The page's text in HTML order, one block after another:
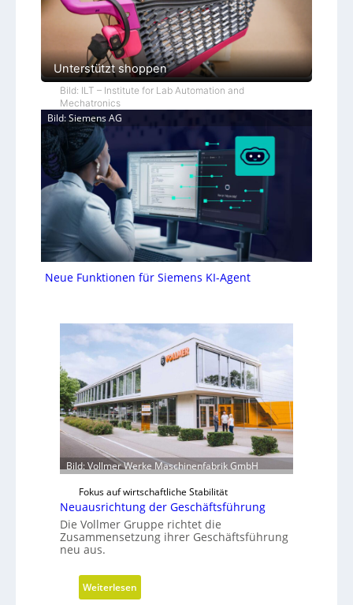
Unterstützt shoppen
Bild: ILT – Institute for Lab Automation and
Mechatronics
Bild: Siemens AG
Neue Funktionen für Siemens KI-Agent
Bild: Vollmer Werke Maschinenfabrik GmbH
Fokus auf wirtschaftliche Stabilität
Neuausrichtung der Geschäftsführung
Die Vollmer Gruppe richtet die
Zusammensetzung ihrer Geschäftsführung
neu aus.
Weiterlesen